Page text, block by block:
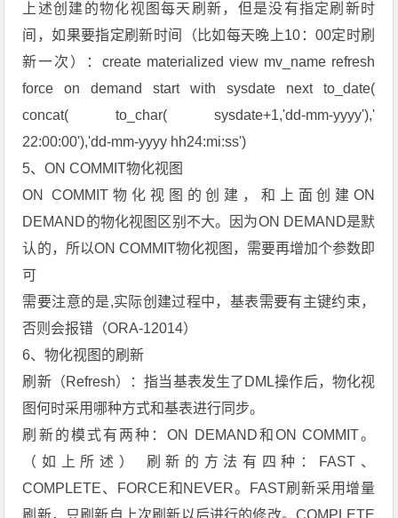
上述创建的物化视图每天刷新，但是没有指定刷新时
间，如果要指定刷新时间（比如每天晚上10：00定时刷
新一次）：create materialized view mv_name refresh
force on demand start with sysdate next to_date(
concat( to_char( sysdate+1,'dd-mm-yyyy'),'
22:00:00'),'dd-mm-yyyy hh24:mi:ss')
5、ON COMMIT物化视图
ON COMMIT物化视图的创建，和上面创建ON
DEMAND的物化视图区别不大。因为ON DEMAND是默
认的，所以ON COMMIT物化视图，需要再增加个参数即
可
需要注意的是,实际创建过程中，基表需要有主键约束，
否则会报错（ORA-12014）
6、物化视图的刷新
刷新（Refresh）：指当基表发生了DML操作后，物化视
图何时采用哪种方式和基表进行同步。
刷新的模式有两种：ON DEMAND和ON COMMIT。
（如上所述） 刷新的方法有四种：FAST、
COMPLETE、FORCE和NEVER。FAST刷新采用增量
刷新，只刷新自上次刷新以后进行的修改。COMPLETE